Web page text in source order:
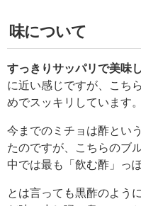
味について
すっきりサッパリで美味
に近い感じですが、こち
めでスッキリしています。
今までのミチョは酢とい
たのですが、こちらのブ
中では最も「飲む酢」っ
とは言っても黒酢のよう